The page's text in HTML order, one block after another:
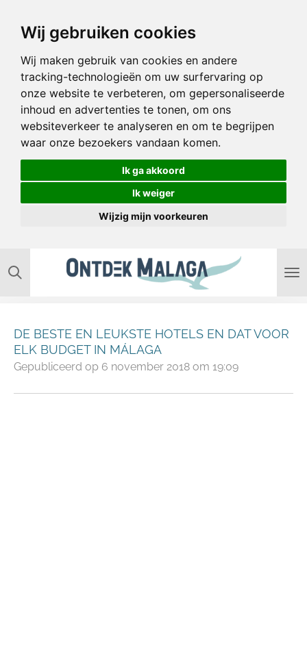
Wij gebruiken cookies
Wij maken gebruik van cookies en andere
tracking-technologieën om uw surfervaring op
onze website te verbeteren, om gepersonaliseerde
inhoud en advertenties te tonen, om ons
websiteverkeer te analyseren en om te begrijpen
waar onze bezoekers vandaan komen.
Ik ga akkoord
Ik weiger
Wijzig mijn voorkeuren
direct
hoofdinhoud
DE BESTE EN LEUKSTE HOTELS EN DAT VOOR
ELK BUDGET IN MÁLAGA
Gepubliceerd op 6 november 2018 om 19:09